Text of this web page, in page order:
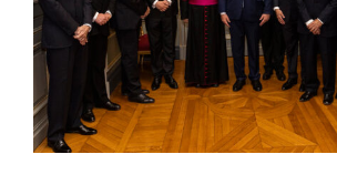
Pèlerinages
Contact